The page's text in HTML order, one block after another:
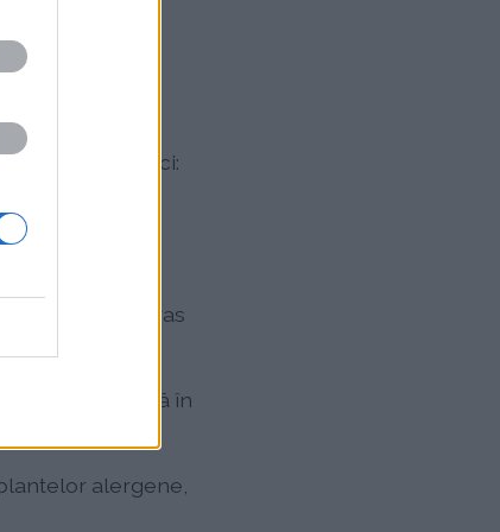
specifici:
dud și
obsigă, raigras
foarte ridicată în
alergene,